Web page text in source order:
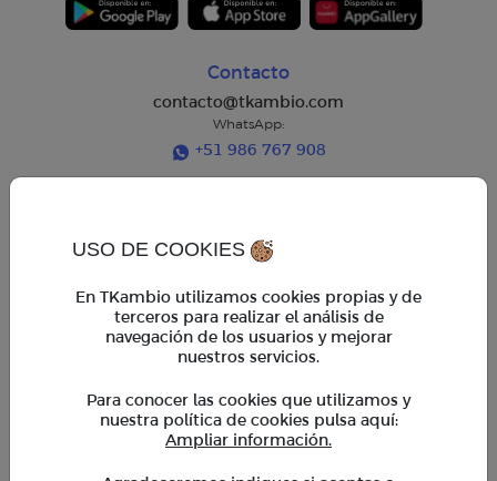
USO DE COOKIES
En TKambio utilizamos cookies propias y de
terceros para realizar el análisis de
navegación de los usuarios y mejorar
nuestros servicios.
Para conocer las cookies que utilizamos y
nuestra política de cookies pulsa aquí:
Ampliar información.
Contacto
contacto@tkambio.com
WhatsApp:
+51 986 767 908
Horario regular:
Lun. a Vie. 9am - 6pm
Lun. a Vie. 6pm - 7pm
Sáb. 9am - 2pm
*En horario extendido, operaciones mayores a $ 5,000
requieren coordinación previa con un asesor
TKambio
Empresas